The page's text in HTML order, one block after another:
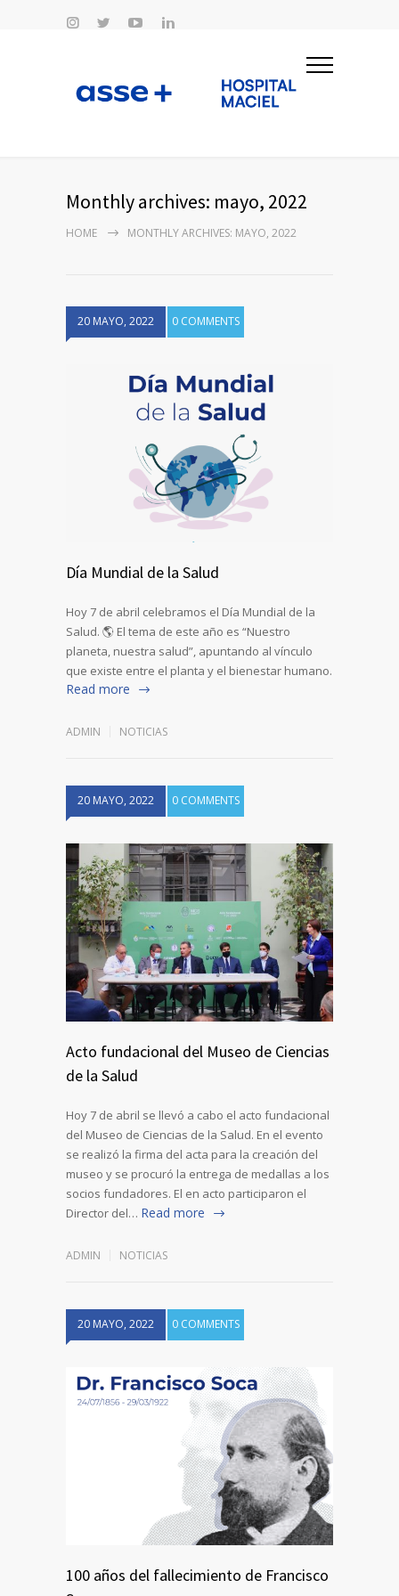
Monthly archives: mayo, 2022
HOME MONTHLY ARCHIVES: MAYO, 2022
20 MAYO, 2022 0 COMMENTS
Día Mundial de la Salud
Hoy 7 de abril celebramos el Día Mundial de la
Salud. 🌎 El tema de este año es “Nuestro
planeta, nuestra salud”, apuntando al vínculo
que existe entre el planta y el bienestar humano.
Read more
ADMIN NOTICIAS
20 MAYO, 2022 0 COMMENTS
Acto fundacional del Museo de Ciencias
de la Salud
Hoy 7 de abril se llevó a cabo el acto fundacional
del Museo de Ciencias de la Salud. En el evento
se realizó la firma del acta para la creación del
museo y se procuró la entrega de medallas a los
socios fundadores. El en acto participaron el
Director del… Read more
ADMIN NOTICIAS
20 MAYO, 2022 0 COMMENTS
100 años del fallecimiento de Francisco